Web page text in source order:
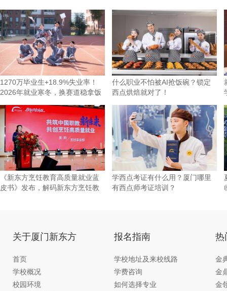
1270万毕业生+18.9%失业率！
2026年就业寒冬，换赛道稳拿饭
什么职业不怕被AI抢饭碗？锁定
西点烘焙就对了！
《新东方烹饪教育高质量就业蓝
皮书》发布，解码新东方烹饪教
学西点考证有什么用？厦门哪里
有西点师考证培训？
关于厦门新东方
首页
学校概况
校园环境
报名指南
学校地址及来校线路
学费咨询
如何选择专业
热
金
金
金